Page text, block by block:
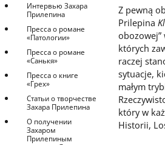
Интервью Захара
Прилепина
Пресса о романе
«Патологии»
Пресса о романе
«Санькя»
Пресса о книге
«Грех»
Статьи о творчестве
Захара Прилепина
О получении
Захаром
Прилепиным
Z pewną
Prilepina
obozowej”
których
raczej
sytuacje,
małym
który w
Historii,